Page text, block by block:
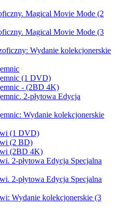
Magical Movie Mode (2
Magical Movie Mode (3
Wydanie kolekcjonerskie
(1 DVD)
- (2BD 4K)
2-płytowa Edycja
Wydanie kolekcjonerskie
(1 DVD)
(2 BD)
(2BD 4K)
2-płytowa Edycja Specjalna
2-płytowa Edycja Specjalna
Wydanie kolekcjonerskie (3